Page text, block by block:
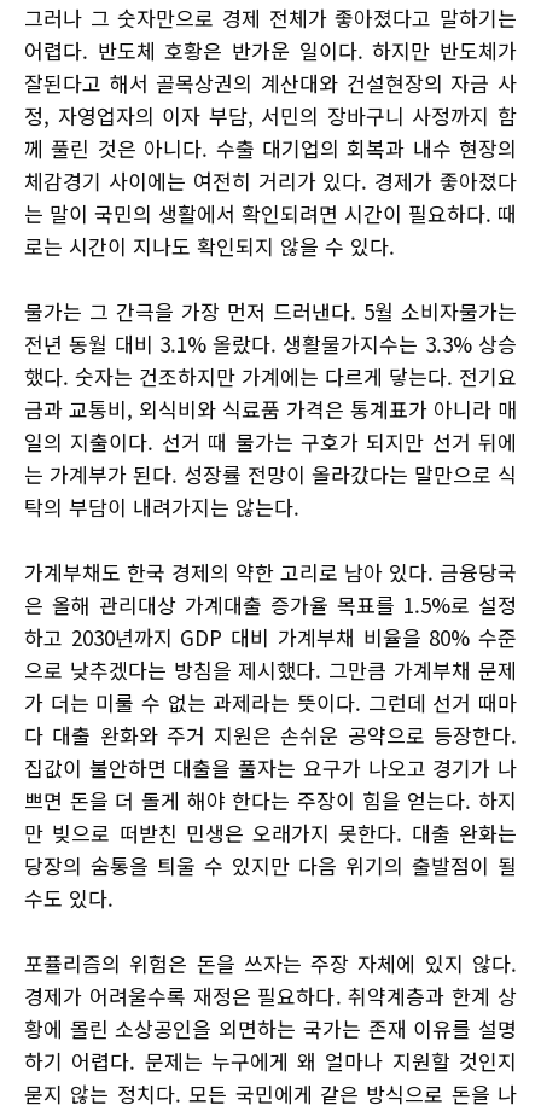
그러나 그 숫자만으로 경제 전체가 좋아졌다고 말하기는
어렵다. 반도체 호황은 반가운 일이다. 하지만 반도체가
잘된다고 해서 골목상권의 계산대와 건설현장의 자금 사
정, 자영업자의 이자 부담, 서민의 장바구니 사정까지 함
께 풀린 것은 아니다. 수출 대기업의 회복과 내수 현장의
체감경기 사이에는 여전히 거리가 있다. 경제가 좋아졌다
는 말이 국민의 생활에서 확인되려면 시간이 필요하다. 때
로는 시간이 지나도 확인되지 않을 수 있다.
물가는 그 간극을 가장 먼저 드러낸다. 5월 소비자물가는
전년 동월 대비 3.1% 올랐다. 생활물가지수는 3.3% 상승
했다. 숫자는 건조하지만 가계에는 다르게 닿는다. 전기요
금과 교통비, 외식비와 식료품 가격은 통계표가 아니라 매
일의 지출이다. 선거 때 물가는 구호가 되지만 선거 뒤에
는 가계부가 된다. 성장률 전망이 올라갔다는 말만으로 식
탁의 부담이 내려가지는 않는다.
가계부채도 한국 경제의 약한 고리로 남아 있다. 금융당국
은 올해 관리대상 가계대출 증가율 목표를 1.5%로 설정
하고 2030년까지 GDP 대비 가계부채 비율을 80% 수준
으로 낮추겠다는 방침을 제시했다. 그만큼 가계부채 문제
가 더는 미룰 수 없는 과제라는 뜻이다. 그런데 선거 때마
다 대출 완화와 주거 지원은 손쉬운 공약으로 등장한다.
집값이 불안하면 대출을 풀자는 요구가 나오고 경기가 나
쁘면 돈을 더 돌게 해야 한다는 주장이 힘을 얻는다. 하지
만 빚으로 떠받친 민생은 오래가지 못한다. 대출 완화는
당장의 숨통을 틔울 수 있지만 다음 위기의 출발점이 될
수도 있다.
포퓰리즘의 위험은 돈을 쓰자는 주장 자체에 있지 않다.
경제가 어려울수록 재정은 필요하다. 취약계층과 한계 상
황에 몰린 소상공인을 외면하는 국가는 존재 이유를 설명
하기 어렵다. 문제는 누구에게 왜 얼마나 지원할 것인지
묻지 않는 정치다. 모든 국민에게 같은 방식으로 돈을 나